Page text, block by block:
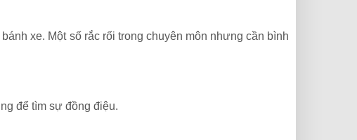
xe. Một số rắc rối trong chuyên môn nhưng cần bình
để tìm sự đồng điệu.